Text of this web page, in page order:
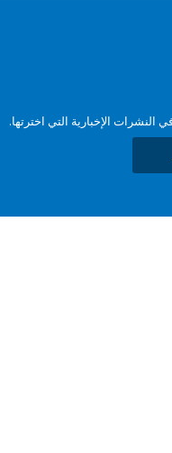
النشرات الإخبارية التي اخترتها.